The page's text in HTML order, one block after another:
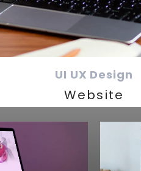
UI UX Design
Website